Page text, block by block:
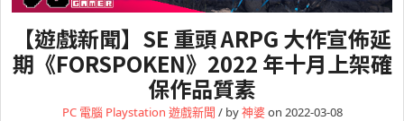
【遊戲新聞】SE 重頭 ARPG 大作宣佈延
期《FORSPOKEN》2022 年十月上架確
保作品質素
PC 電腦 Playstation 遊戲新聞 / by神婆on 2022-03-08